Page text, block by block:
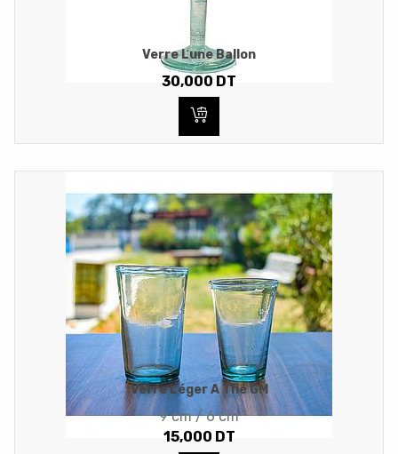
Verre Lune Ballon
30,000 DT
Verre Léger A Thé GM
9 cm / 6 cm
15,000 DT